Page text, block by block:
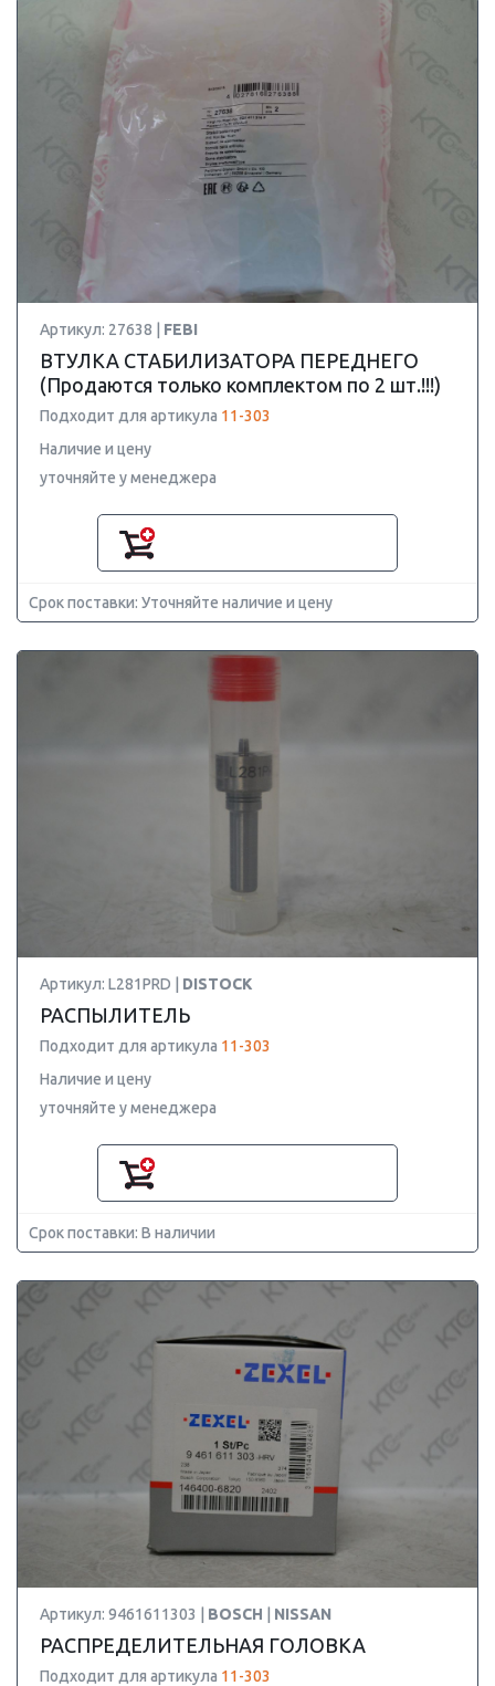
Артикул: 27638 | FEBI
ВТУЛКА СТАБИЛИЗАТОРА ПЕРЕДНЕГО
(Продаются только комплектом по 2 шт.!!!)
Подходит для артикула 11-303
Наличие и цену
уточняйте у менеджера
Срок поставки: Уточняйте наличие и цену
Артикул: L281PRD | DISTOCK
РАСПЫЛИТЕЛЬ
Подходит для артикула 11-303
Наличие и цену
уточняйте у менеджера
Срок поставки: В наличии
Артикул: 9461611303 | BOSCH NISSAN
РАСПРЕДЕЛИТЕЛЬНАЯ ГОЛОВКА
Подходит для артикула 11-303